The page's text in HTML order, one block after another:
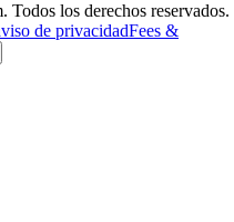
los derechos reservados.
de privacidadFees &